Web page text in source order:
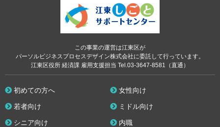
この事業の運営は江東区が
パーソルビジネスプロセスデザイン株式会社に委託して行っています。
江東区役所 経済課 雇用支援担当 Tel.03-3647-8581（直通）
初めての方へ 女性向け
若者向け ミドル向け
シニア向け 内職